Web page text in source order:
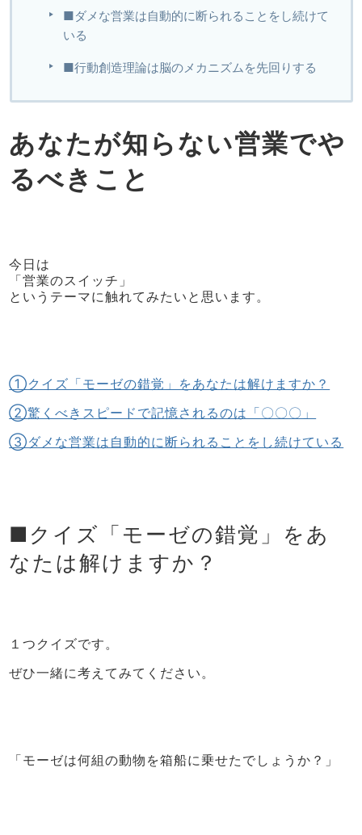
■ダメな営業は自動的に断られることをし続けて
いる
■行動創造理論は脳のメカニズムを先回りする
あなたが知らない営業でや
るべきこと
今日は
「営業のスイッチ」
というテーマに触れてみたいと思います。
①クイズ「モーゼの錯覚」をあなたは解けますか？
②驚くべきスピードで記憶されるのは「〇〇〇」
③ダメな営業は自動的に断られることをし続けている
■クイズ「モーゼの錯覚」をあ
なたは解けますか？
１つクイズです。
ぜひ一緒に考えてみてください。
「モーゼは何組の動物を箱船に乗せたでしょうか？」